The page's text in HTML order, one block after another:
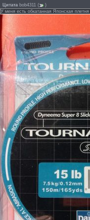
Цитата bob4311 (
)
У меня есть обкатанная Японская